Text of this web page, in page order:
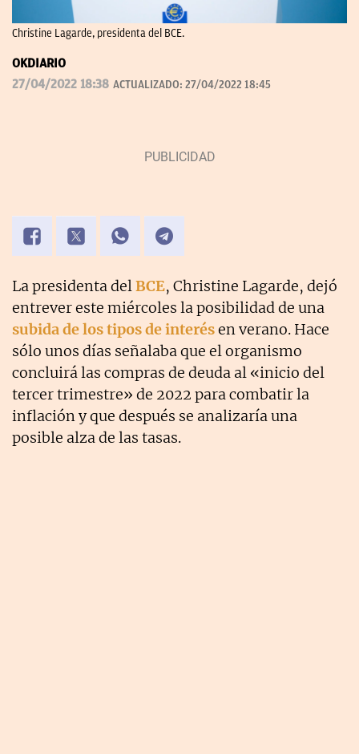
Christine Lagarde, presidenta del BCE.
OKDIARIO
27/04/2022 18:38 ACTUALIZADO: 27/04/2022 18:45
La presidenta delBCE, Christine Lagarde, dejó
entrever este miércoles la posibilidad de una
subida de los tipos de interésen verano. Hace
sólo unos días señalaba que el organismo
concluirá las compras de deuda al «inicio del
tercer trimestre» de 2022 para combatir la
inflación y que después se analizaría una
posible alza de las tasas.